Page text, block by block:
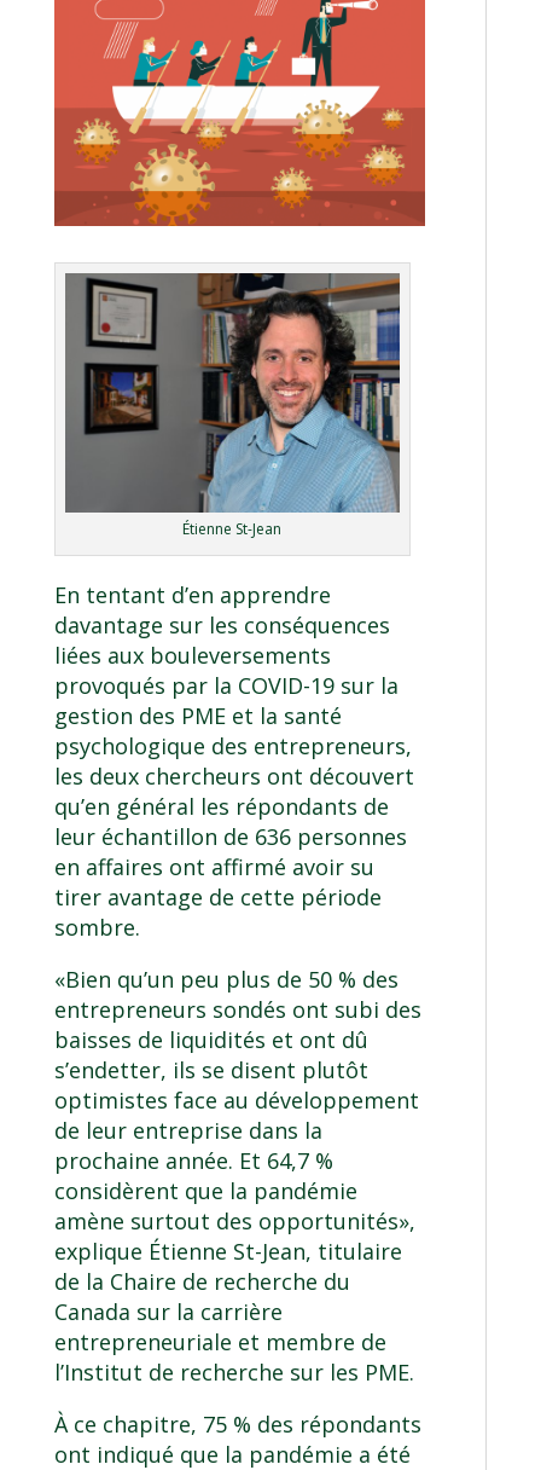
Étienne St-Jean
En tentant d’en apprendre
davantage sur les conséquences
liées aux bouleversements
provoqués par la COVID-19 sur la
gestion des PME et la santé
psychologique des entrepreneurs,
les deux chercheurs ont découvert
qu’en général les répondants de
leur échantillon de 636 personnes
en affaires ont affirmé avoir su
tirer avantage de cette période
sombre.
«Bien qu’un peu plus de 50 % des
entrepreneurs sondés ont subi des
baisses de liquidités et ont dû
s’endetter, ils se disent plutôt
optimistes face au développement
de leur entreprise dans la
prochaine année. Et 64,7 %
considèrent que la pandémie
amène surtout des opportunités»,
explique Étienne St-Jean, titulaire
de la Chaire de recherche du
Canada sur la carrière
entrepreneuriale et membre de
l’Institut de recherche sur les PME.
À ce chapitre, 75 % des répondants
ont indiqué que la pandémie a été